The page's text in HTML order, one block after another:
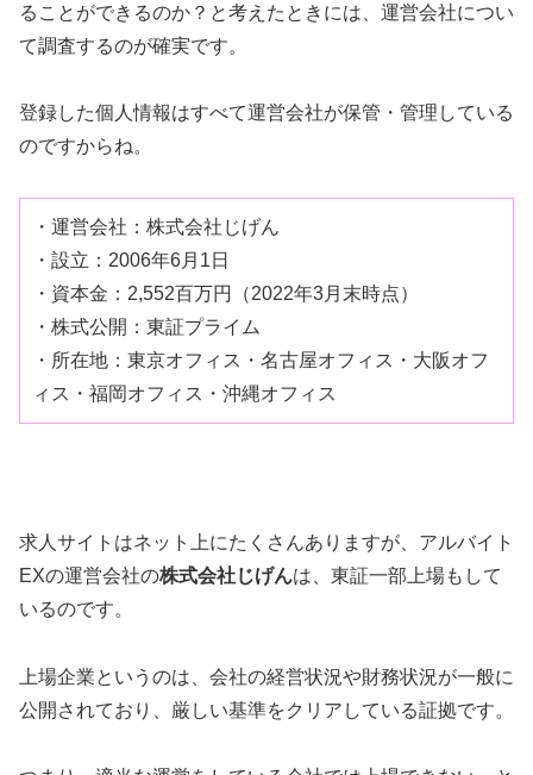
ることができるのか？と考えたときには、運営会社につい
て調査するのが確実です。
登録した個人情報はすべて運営会社が保管・管理している
のですからね。
・運営会社：株式会社じげん
・設立：2006年6月1日
・資本金：2,552百万円（2022年3月末時点）
・株式公開：東証プライム
・所在地：東京オフィス・名古屋オフィス・大阪オフ
ィス・福岡オフィス・沖縄オフィス
求人サイトはネット上にたくさんありますが、アルバイト
EXの運営会社の株式会社じげんは、東証一部上場もして
いるのです。
上場企業というのは、会社の経営状況や財務状況が一般に
公開されており、厳しい基準をクリアしている証拠です。